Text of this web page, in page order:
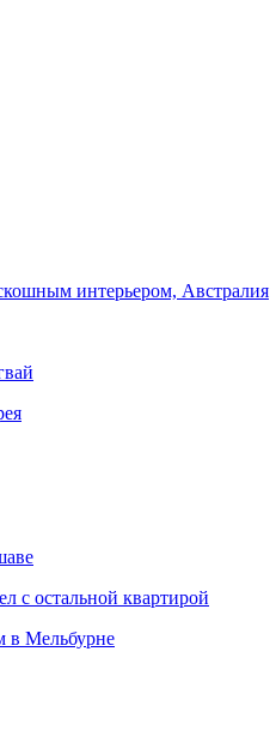
интерьером, Австралия
с остальной квартирой
в Мельбурне